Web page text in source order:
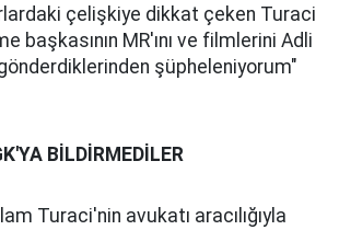
çelişkiye dikkat çeken Turaci
başkasının MR'ını ve filmlerini Adli
şüpheleniyorum"
BİLDİRMEDİLER
Turaci'nin avukatı aracılığıyla